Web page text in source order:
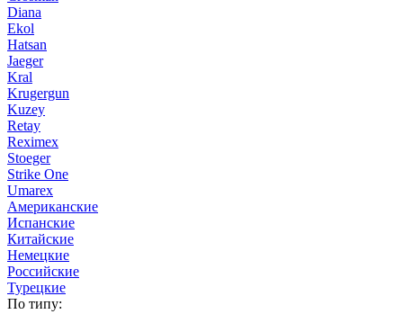
Diana
Ekol
Hatsan
Jaeger
Kral
Krugergun
Kuzey
Retay
Reximex
Stoeger
Strike One
Umarex
Американские
Испанские
Китайские
Немецкие
Российские
Турецкие
По типу: